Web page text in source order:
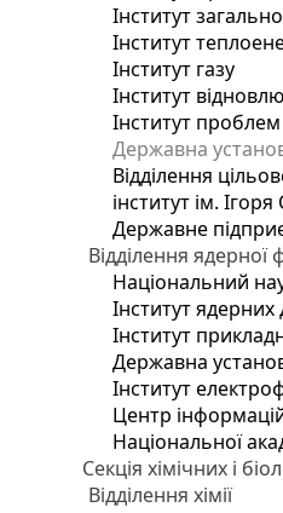
Інститут
Інститут
Інститут газу
Інститут
Інститут
Державна
Відділення
інститут ім.
Державне
Відділення ядерної
Національний
Інститут
Інститут
Державна
Інститут
Центр
Національної
Секція хімічних і
Відділення хімії